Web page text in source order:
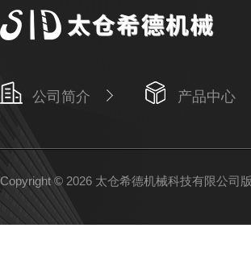
公司简介 产品中心
Copyright © 2026 太仓希德机械科技有限公司